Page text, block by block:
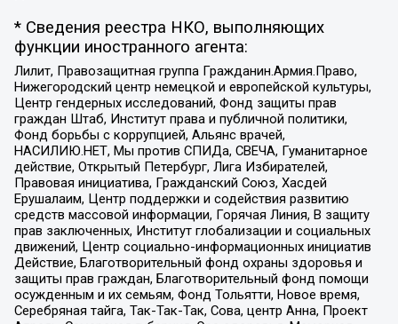
* Сведения реестра НКО, выполняющих
функции иностранного агента:
Лилит, Правозащитная группа Гражданин.Армия.Право,
Нижегородский центр немецкой и европейской культуры,
Центр гендерных исследований, Фонд защиты прав
граждан Штаб, Институт права и публичной политики,
Фонд борьбы с коррупцией, Альянс врачей,
НАСИЛИЮ.НЕТ, Мы против СПИДа, СВЕЧА, Гуманитарное
действие, Открытый Петербург, Лига Избирателей,
Правовая инициатива, Гражданский Союз, Хасдей
Ерушалаим, Центр поддержки и содействия развитию
средств массовой информации, Горячая Линия, В защиту
прав заключенных, Институт глобализации и социальных
движений, Центр социально-информационных инициатив
Действие, Благотворительный фонд охраны здоровья и
защиты прав граждан, Благотворительный фонд помощи
осужденным и их семьям, Фонд Тольятти, Новое время,
Серебряная тайга, Так-Так-Так, Сова, центр Анна, Проект